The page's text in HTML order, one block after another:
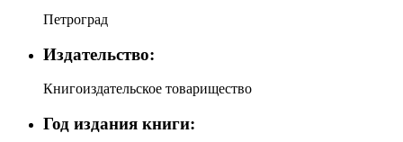
Петроград
Издательство:
Книгоиздательское товарищество
Год издания книги: